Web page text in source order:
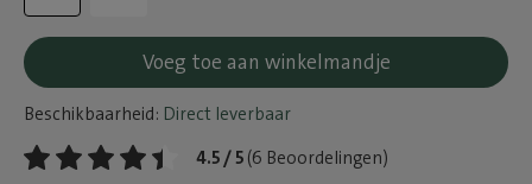
Voeg toe aan winkelmandje
Beschikbaarheid: Direct leverbaar
4.5 / 5 (6 Beoordelingen)